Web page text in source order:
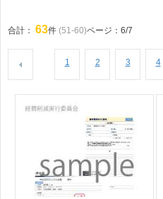
合計： 63件 (51-60)ページ：6/7
1 2 3 4